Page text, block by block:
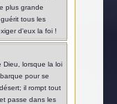
plus grande
tous les
d'eux la foi !
Dieu, lorsque la loi
pour se
il rompt tout
passe dans les